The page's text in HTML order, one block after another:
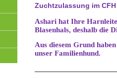
Zuchtzulassung im
Ashari hat Ihre
Blasenhals, deshalb die
Aus diesem Grund
unser Familienhund.